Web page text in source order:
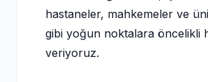
hastaneler, mahkemeler ve
gibi yoğun noktalara öncelikli
veriyoruz.